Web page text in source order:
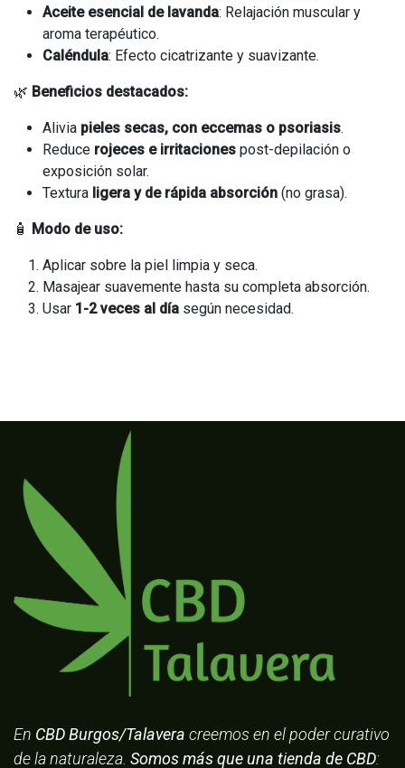
Aceite esencial de lavanda: Relajación muscular y
aroma terapéutico.
Caléndula: Efecto cicatrizante y suavizante.
🌿 Beneficios destacados:
Alivia pieles secas, con eccemas o psoriasis.
Reduce rojeces e irritaciones post-depilación o
exposición solar.
Textura ligera y de rápida absorción (no grasa).
🧴 Modo de uso:
Aplicar sobre la piel limpia y seca.
Masajear suavemente hasta su completa absorción.
Usar 1-2 veces al día según necesidad.
En CBD Burgos/Talavera creemos en el poder curativo
de la naturaleza. Somos más que una tienda de CBD: